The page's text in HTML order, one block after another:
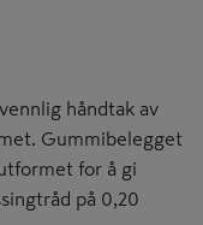
håndtak av
Gummibelegget
for å gi
på 0,20